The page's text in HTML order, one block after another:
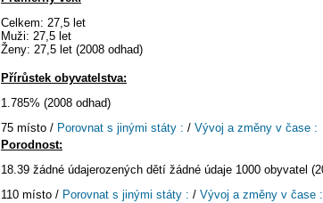
Celkem: 27,5 let
Muži: 27,5 let
Ženy: 27,5 let (2008 odhad)
Přírůstek obyvatelstva:
1.785% (2008 odhad)
75 místo / Porovnat s jinými státy : / Vývoj a změny v čase :
Porodnost:
18.39 žádné údajerozených dětí žádné údaje 1000 obyvatel
110 místo / Porovnat s jinými státy : / Vývoj a změny v čase :